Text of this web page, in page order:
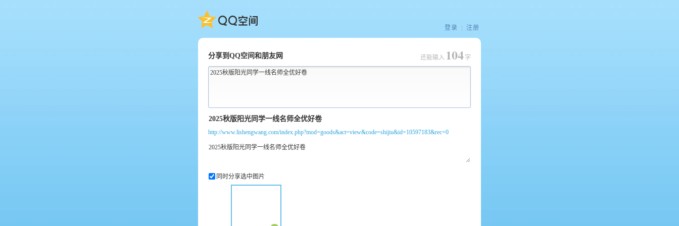
QQ空间
登录 注册
分享到QQ空间和朋友网
2025秋版阳光同学一线名师全优好卷
还能输入 104 字
http://www.lishengwang.com/index.php?mod=goods&act=view&code=shijiu&id=10597183&rec=0
同时分享选中图片